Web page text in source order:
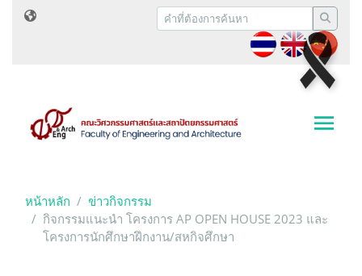
หน้าหลัก
ข่าวกิจกรรม
กิจกรรมแนะนำ โครงการ AP OPEN HOUSE 2023 และ
โครงการนักศึกษาฝึกงาน/สหกิจศึกษา